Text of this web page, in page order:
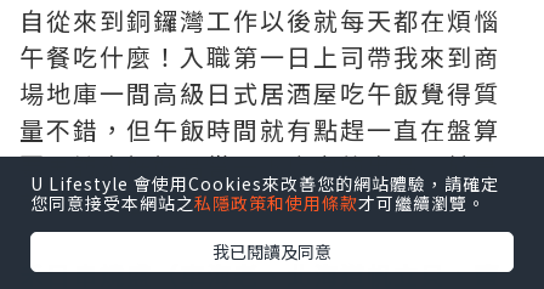
自從來到銅鑼灣工作以後就每天都在煩惱
午餐吃什麼！入職第一日上司帶我來到商
場地庫一間高級日式居酒屋吃午飯覺得質
量不錯，但午飯時間就有點趕一直在盤算
要再訪來好好品嘗一下店家的出品，於是
就相約閨密來這店吃晚餐
禾日串燒盛（車海老、北海道帆立貝、鹽
U Lifestyle 會使用Cookies來改善您的網站體驗，請確定
您同意接受本網站之私隱政策和使用條款才可繼續瀏覽。
我已閱讀及同意